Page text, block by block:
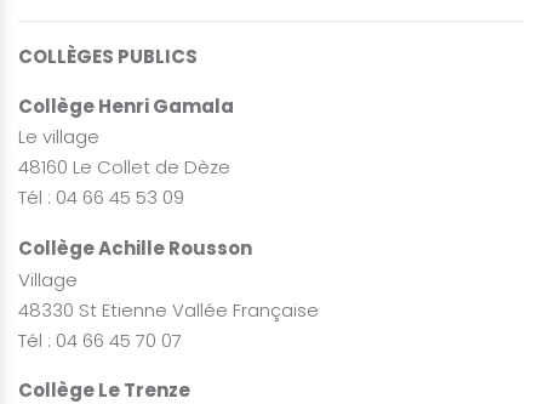
COLLÈGES PUBLICS
Collège Henri Gamala
Le village
48160 Le Collet de Dèze
Tél : 04 66 45 53 09
Collège Achille Rousson
Village
48330 St Etienne Vallée Française
Tél : 04 66 45 70 07
Collège Le Trenze